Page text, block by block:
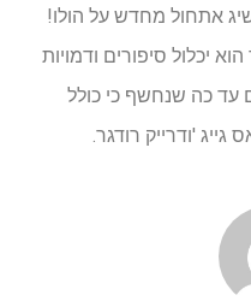
אתחול מחדש על הולו!
יכלול סיפורים ודמויות
עד כה שנחשף כי כולל
גייג 'ודרייק רודגר.